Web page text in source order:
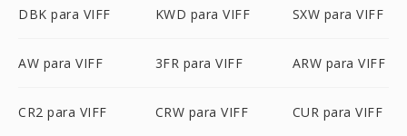
DBK para VIFF KWD para VIFF SXW para VIFF
AW para VIFF 3FR para VIFF ARW para VIFF
CR2 para VIFF CRW para VIFF CUR para VIFF